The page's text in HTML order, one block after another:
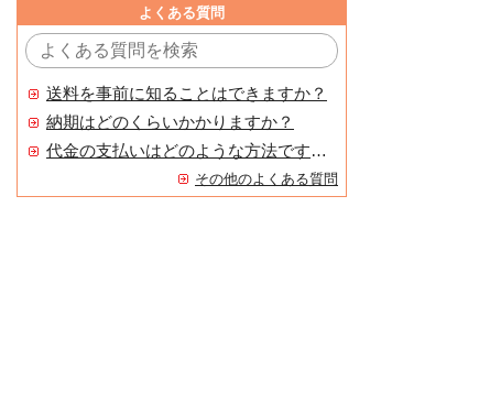
よくある質問
送料を事前に知ることはできますか？
納期はどのくらいかかりますか？
代金の支払いはどのような方法ですか？
その他のよくある質問